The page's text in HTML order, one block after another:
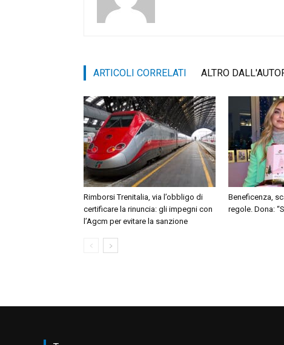
ARTICOLI CORRELATI ALTRO
Rimborsi Trenitalia, via l’obbligo di
certificare la rinuncia: gli impegni con
l’Agcm per evitare la sanzione
Beneficenza,
regole. Dona: